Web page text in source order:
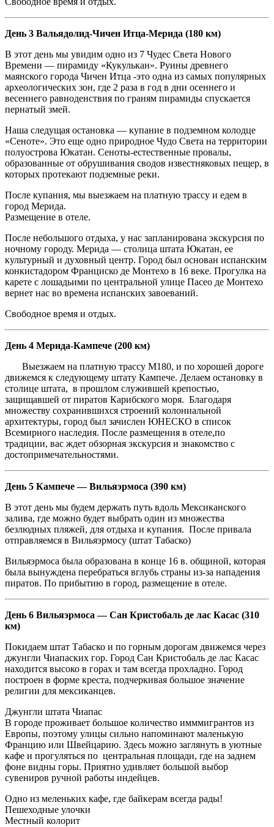
День 3 Вальядолид-Чичен Итца-Мерида (180 км)
В этот день мы увидим одно из 7 Чудес Света Нового
Времени — пирамиду «Кукулькан». Руины древнего
маянского города Чичен Итца -это одна из самых популярных
археологических зон, где 2 раза в год в дни осеннего и
весеннего равноденствия по граням пирамиды спускается
пернатый змей.
Наша следущая остановка — купание в подземном колодце
«Сеноте». Это еще одно природное Чудо Света на территории
полуострова Юкатан. Сеноты-естественные провалы,
образованные от обрушивания сводов известняковых пещер, в
которых протекают подземные реки.
После купания, мы выезжаем на платную трассу и едем в
город Мерида.
Размещение в отеле.
После небольшого отдыха, у нас запланирована экскурсия по
ночному городу. Мерида — столица штата Юкатан, ее
культурный и духовный центр. Город был основан испанским
конкистадором Франциско де Монтехо в 16 веке. Прогулка на
карете с лошадьими по центральной улице Пасео де Монтехо
вернет нас во времена испанских завоеваний.
Свободное время и отдых.
День 4 Мерида-Кампече (200 км)
Выезжаем на платную трассу М180, и по хорошей дороге
движемся к следующему штату Кампече. Делаем остановку в
столице штата, в прошлом служившей крепостью,
защищавшей от пиратов Карибского моря. Благодаря
множеству сохранившихся строений колониальной
архитектуры, город был зачислен ЮНЕСКО в список
Всемирного наследия. После размещения в отеле,по
традиции, вас ждет обзорная экскурсия и знакомство с
достопримечательностями.
День 5 Кампече — Вильяэрмоса (390 км)
В этот день мы будем держать путь вдоль Мексиканского
залива, где можно будет выбрать один из множества
безлюдных пляжей, для отдыха и купания. После привала
отправляемся в Вильяэрмосу (штат Табаско)
Вильяэрмоса была образована в конце 16 в. общиной, которая
была вынуждена перебраться вглубь страны из-за нападения
пиратов. По прибытию в город, размещение в отеле.
День 6 Вильяэрмоса — Сан Кристобаль де лас Касас (310
км)
Покидаем штат Табаско и по горным дорогам движемся через
джунгли Чиапаских гор. Город Сан Кристобаль де лас Касас
находится высоко в горах и там всегда прохладно. Город
построен в форме креста, подчеркивая большое значение
религии для мексиканцев.
Джунгли штата Чиапас
В городе проживает большое количество имммигрантов из
Европы, поэтому улицы сильно напоминают маленькую
Францию или Швейцарию. Здесь можно заглянуть в уютные
кафе и прогуляться по центральная площади, где на заднем
фоне видны горы. Приятно удивляет большой выбор
сувениров ручной работы индейцев.
Одно из меленьких кафе, где байкерам всегда рады!
Пешеходные улочки
Местный колорит